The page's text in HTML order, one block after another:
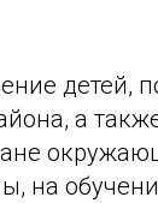
детей,
а
на